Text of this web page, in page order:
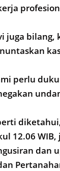
juga
perlu
12.06
dan